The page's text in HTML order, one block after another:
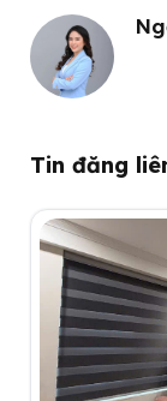
Tin đăng